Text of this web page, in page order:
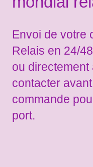
Envoi de votre
Relais en 24/
ou directement
contacter
commande
port.